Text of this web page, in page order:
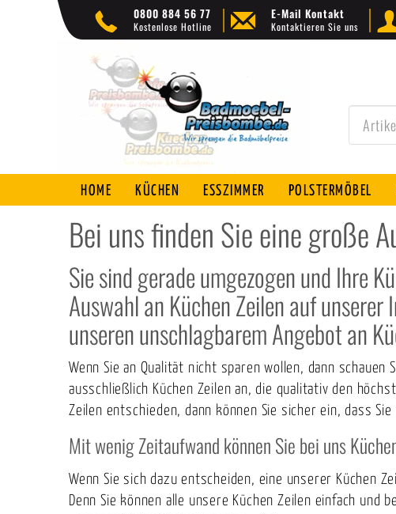
0800 884 56 77
Kostenlose Hotline
E-Mail Kontakt
Kontaktieren Sie uns
HOME KÜCHEN ESSZIMMER POLSTERMÖBEL
Bei uns finden Sie eine große
Sie sind gerade umgezogen und Ihre
Auswahl an Küchen Zeilen auf
unseren unschlagbarem Angebot an
Wenn Sie an Qualität nicht sparen wollen, dann
ausschließlich Küchen Zeilen an, die qualitativ den
Zeilen entschieden, dann können Sie sicher ein, dass
Mit wenig Zeitaufwand können Sie bei uns
Wenn Sie sich dazu entscheiden, eine unserer Küchen
Denn Sie können alle unsere Küchen Zeilen einfach